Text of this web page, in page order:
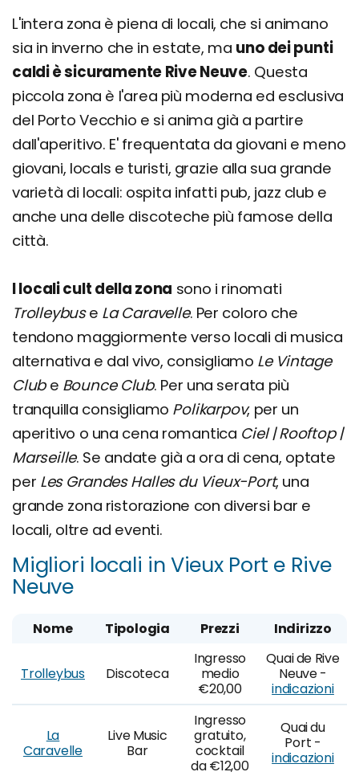
L'intera zona è piena di locali, che si animano
sia in inverno che in estate, ma uno dei punti
caldi è sicuramente Rive Neuve. Questa
piccola zona è l'area più moderna ed esclusiva
del Porto Vecchio e si anima già a partire
dall'aperitivo. E' frequentata da giovani e meno
giovani, locals e turisti, grazie alla sua grande
varietà di locali: ospita infatti pub, jazz club e
anche una delle discoteche più famose della
città.
I locali cult della zona sono i rinomati
Trolleybuse La Caravelle. Per coloro che
tendono maggiormente verso locali di musica
alternativa e dal vivo, consigliamo Le Vintage
Clube Bounce Club. Per una serata più
tranquilla consigliamo Polikarpov, per un
aperitivo o una cena romantica Ciel | Rooftop |
Marseille. Se andate già a ora di cena, optate
per Les Grandes Halles du Vieux-Port, una
grande zona ristorazione con diversi bar e
locali, oltre ad eventi.
Migliori locali in Vieux Port e Rive
Neuve
Nome Tipologia Prezzi Indirizzo
Trolleybus Discoteca
Ingresso
medio
€20,00
Quai de Rive
Neuve -
indicazioni
La
Caravelle
Live Music
Bar
Ingresso
gratuito,
cocktail
da €12,00
Quai du
Port -
indicazioni